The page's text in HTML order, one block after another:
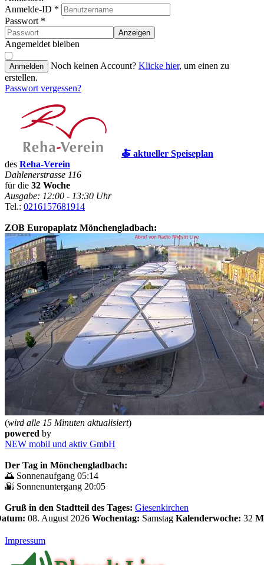
Anmelde-ID *
Passwort *
Anzeigen
Angemeldet bleiben
Anmelden Noch keinen Account? Klicke hier, um einen zu
erstellen.
Passwort vergessen?
🍝 aktueller Speiseplan
des Reha-Verein
Dahlenerstrasse 116
für die 32 Woche
Ausgabe: 12:00 - 13:30 Uhr
Tel.: 0216157681914
ZOB Europaplatz Mönchengladbach:
(wird alle 15 Minuten aktualisiert)
powered by
NEW mobil und aktiv GmbH
Der Tag in Mönchengladbach:
🌅 Sonnenaufgang 05:14
🌇 Sonnenuntergang 20:05
Gruß in den Stadtteil des Tages: Giesenkirchen
08. August 2026 Wochentag: Samstag Kalenderwoche: 32
Impressum